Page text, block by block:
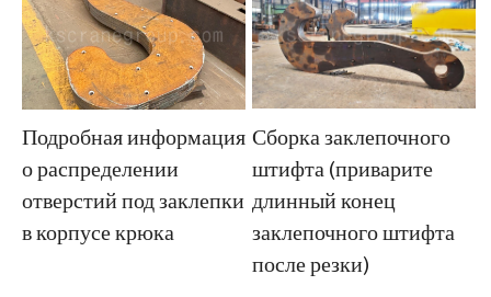
Подробная информация
о распределении
отверстий под заклепки
в корпусе крюка
Сборка заклепочного
штифта (приварите
длинный конец
заклепочного штифта
после резки)